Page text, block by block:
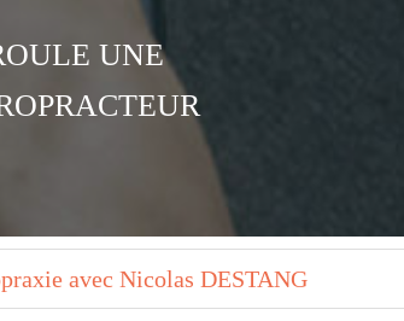
UNE
avec Nicolas DESTANG